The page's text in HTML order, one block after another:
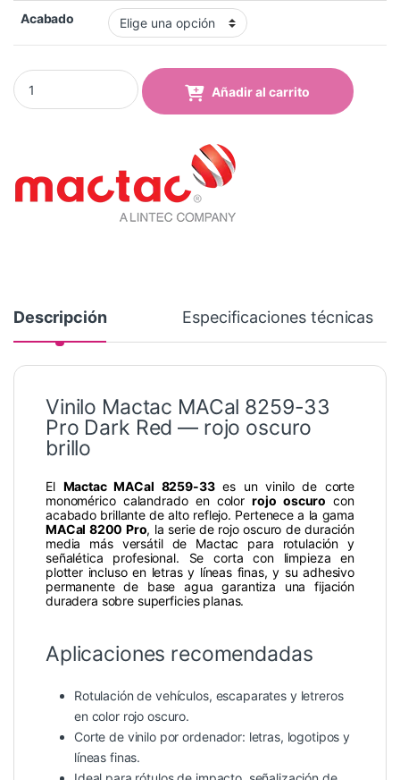
Acabado
Vinilo Mactac MACal 8259-33 Pro Dark Red Brillo quantity
Añadir al carrito
Descripción Especificaciones técnicas
Vinilo Mactac MACal 8259-33
Pro Dark Red — rojo oscuro
brillo
El Mactac MACal 8259-33es un vinilo de corte
monomérico calandrado en colorrojo oscuro con
acabado brillante de alto reflejo. Pertenece a la gama
MACal 8200 Pro, la serie de rojo oscuro de duración
media más versátil de Mactac para rotulación y
señalética profesional. Se corta con limpieza en
plotter incluso en letras y líneas finas, y su adhesivo
permanente de base agua garantiza una fijación
duradera sobre superficies planas.
Aplicaciones recomendadas
Rotulación de vehículos, escaparates y letreros
en color rojo oscuro.
Corte de vinilo por ordenador: letras, logotipos y
líneas finas.